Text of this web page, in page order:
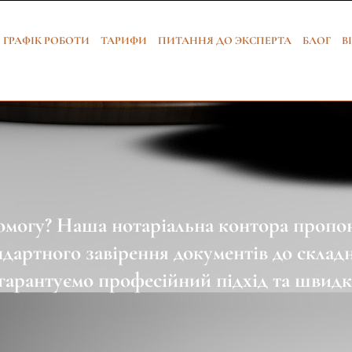
ГРАФІК РОБОТИ ТАРИФИ ПИТАННЯ ДО ЭКСПЕРТА БЛОГ
Наша нотаріальна контора
завірення документів до
професійний підхід та